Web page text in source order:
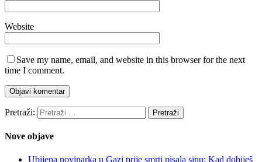
Website
Save my name, email, and website in this browser for the next
time I comment.
Pretraži:
Nove objave
Ubijena novinarka u Gazi prije smrti pisala sinu: Kad dobiješ